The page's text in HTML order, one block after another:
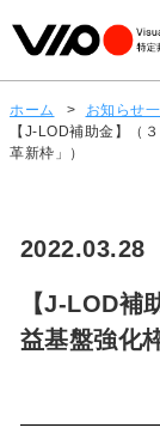
ホーム > お知らせ
【J-LOD補助金】（
革新枠」）
2022.03.28
【J-LOD補
益基盤強化